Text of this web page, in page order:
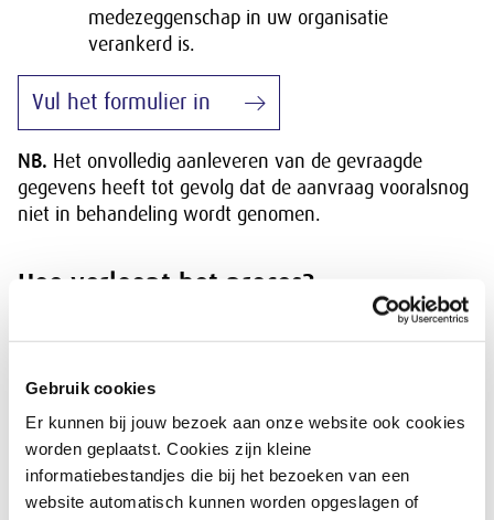
Gebruik cookies
Er kunnen bij jouw bezoek aan onze website ook cookies
worden geplaatst. Cookies zijn kleine
informatiebestandjes die bij het bezoeken van een
website automatisch kunnen worden opgeslagen of
medezeggenschap in uw organisatie
verankerd is.
Vul het formulier in
NB. Het onvolledig aanleveren van de gevraagde
gegevens heeft tot gevolg dat de aanvraag vooralsnog
niet in behandeling wordt genomen.
Hoe verloopt het proces?
Het secretariaat bevestigt de ontvangst van uw
Zodra uw dossier compleet wordt bevonden, wordt dit
overgedragen aan de Commissie Bevordering
Medezeggenschap en neemt de commissie het verzoek
in behandeling.
De CBM onderzoekt of de betrokken vakbonden